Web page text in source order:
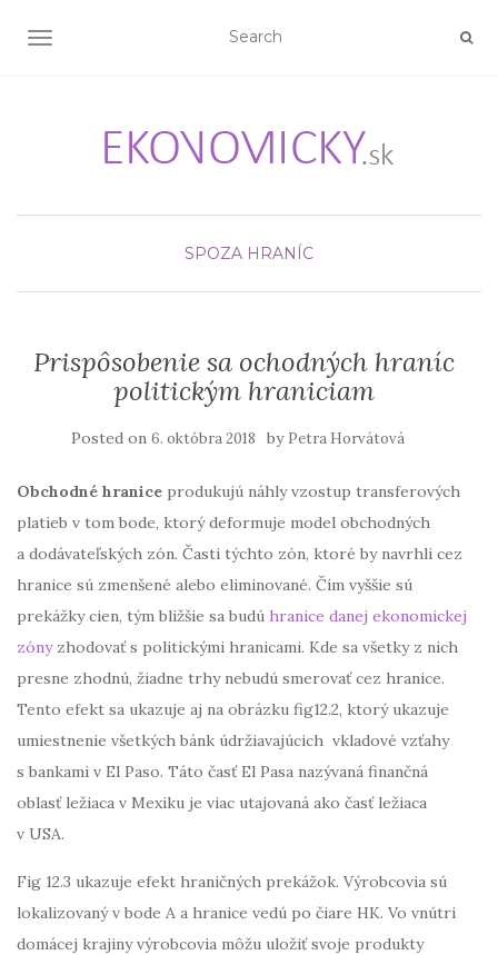
TOGGLE NAVIGATION
SPOZA HRANÍC
Prispôsobenie sa ochodných hraníc
politickým hraniciam
Posted on 6. októbra 2018 by Petra Horvátová
Obchodné hranice produkujú náhly vzostup transferových
platieb v tom bode, ktorý deformuje model obchodných
a dodávateľských zón. Časti týchto zón, ktoré by navrhli cez
hranice sú zmenšené alebo eliminované. Čím vyššie sú
prekážky cien, tým bližšie sa budú hranice danej ekonomickej
zónyzhodovať s politickými hranicami. Kde sa všetky z nich
presne zhodnú, žiadne trhy nebudú smerovať cez hranice.
Tento efekt sa ukazuje aj na obrázku fig12.2, ktorý ukazuje
umiestnenie všetkých bánk údržiavajúcich vkladové vzťahy
s bankami v El Paso. Táto časť El Pasa nazývaná finančná
oblasť ležiaca v Mexiku je viac utajovaná ako časť ležiaca
v USA.
Fig 12.3 ukazuje efekt hraničných prekážok. Výrobcovia sú
lokalizovaný v bode A a hranice vedú po čiare HK. Vo vnútri
domácej krajiny výrobcovia môžu uložiť svoje produkty